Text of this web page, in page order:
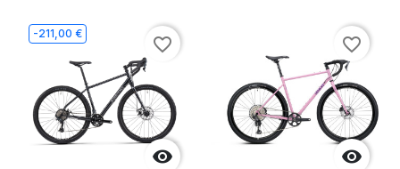
-211,00 €

favorite_border

favorite_border